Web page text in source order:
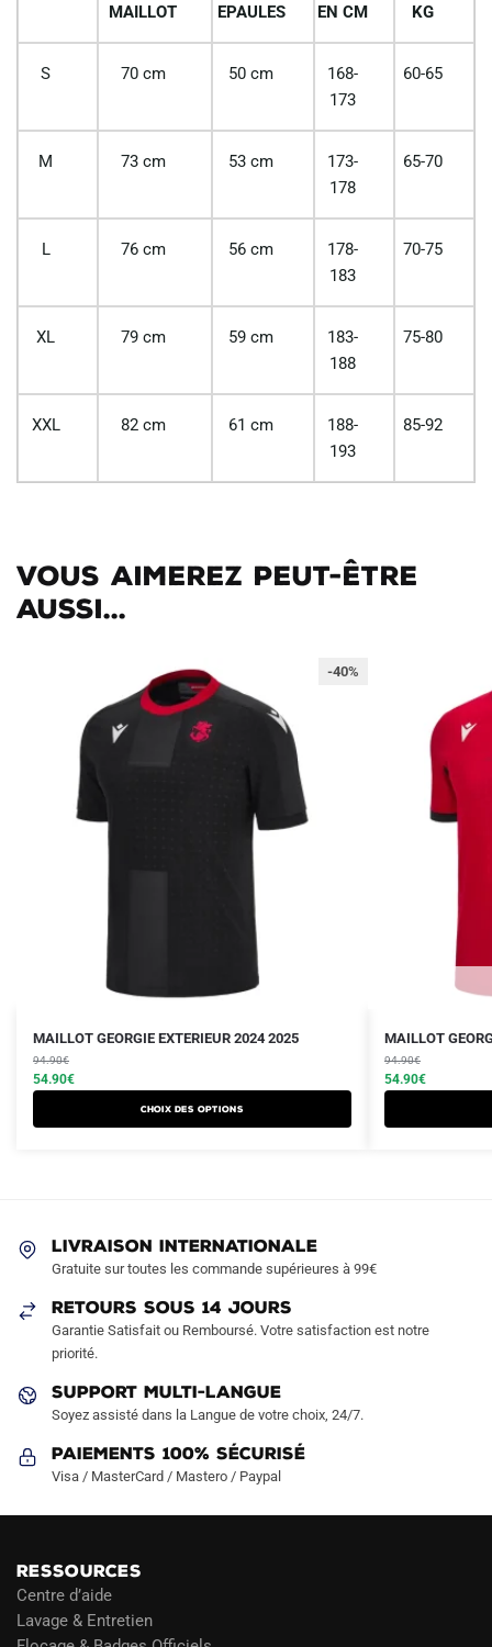
MAILLOT EPAULES EN CM KG
S 70 cm 50 cm
168-
173
60-65
M 73 cm 53 cm
173-
178
65-70
L 76 cm 56 cm
178-
183
70-75
XL 79 cm 59 cm
183-
188
75-80
XXL 82 cm 61 cm
188-
193
85-92
Vous aimerez peut-être
aussi...
-40%
MAILLOT GEORGIE EXTERIEUR 2024 2025
94.90€
Le
prix
initial
était :
54.90€
Le
prix
actuel
est :
Choix des options
Ce
produit
a
être
choisies
sur
page
produit
MAILLOT
94.90€
Le
prix
initial
était :
54.90€
Le
prix
actuel
est :
Ce
produit
a
la
LIVRAISON INTERNATIONALE
Gratuite sur toutes les commande supérieures à 99€
RETOURS SOUS 14 JOURS
Garantie Satisfait ou Remboursé. Votre satisfaction est notre
priorité.
SUPPORT MULTI-LANGUE
Soyez assisté dans la Langue de votre choix, 24/7.
Paiements 100% Sécurisé
Visa / MasterCard / Mastero / Paypal
RESSOURCES
Centre d’aide
Lavage & Entretien